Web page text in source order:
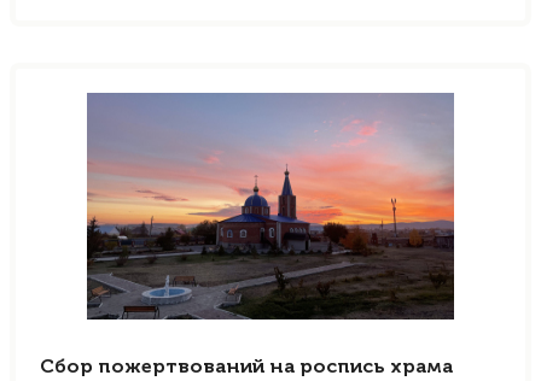
Сбор пожертвований на роспись храма